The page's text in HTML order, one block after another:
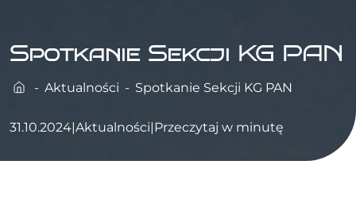
Spotkanie Sekcji KG PAN
Aktualności Spotkanie Sekcji KG PAN
31.10.2024|Aktualności|Przeczytaj w minutę